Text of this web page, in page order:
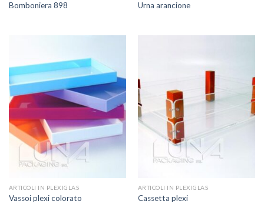
Bomboniera 898 Urna arancione
ARTICOLI IN PLEXIGLAS
Vassoi plexi colorato
ARTICOLI IN PLEXIGLAS
Cassetta plexi